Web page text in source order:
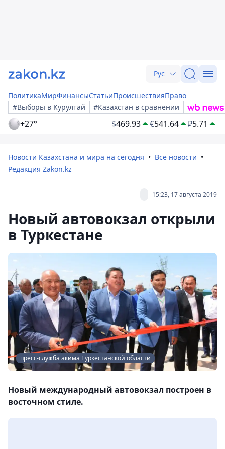
Рус
ПолитикаМирФинансыСтатьиПроисшествияПраво
#Выборы в Курултай
#Казахстан в сравнении
+27° $469.93 €541.64 ₽5.71
Новости Казахстана и мира на сегодня
Все новости
Редакция Zakon.kz
15:23, 17 августа 2019
Новый автовокзал открыли
в Туркестане
пресс-служба акима Туркестанской области
Новый международный автовокзал построен в
восточном стиле.